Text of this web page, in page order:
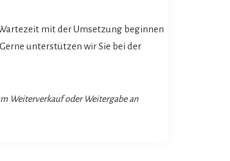
mit der Umsetzung beginnen
unterstützen wir Sie bei der
Weiterverkauf oder Weitergabe an